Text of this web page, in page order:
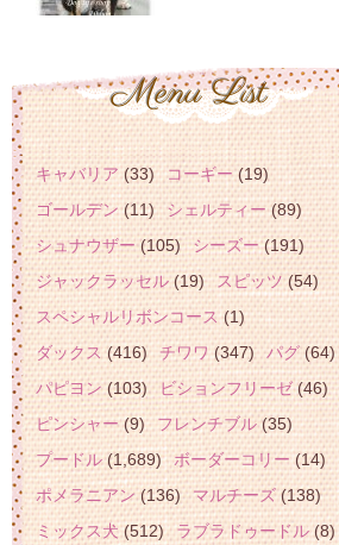
キャバリア(33) コーギー(19)
ゴールデン(11) シェルティー(89)
シュナウザー(105) シーズー(191)
ジャックラッセル(19) スピッツ(54)
スペシャルリボンコース(1)
ダックス(416) チワワ(347) パグ(64)
パピヨン(103) ビションフリーゼ(46)
ピンシャー(9) フレンチブル(35)
プードル(1,689) ボーダーコリー(14)
ポメラニアン(136) マルチーズ(138)
ミックス犬(512) ラブラドゥードル(8)